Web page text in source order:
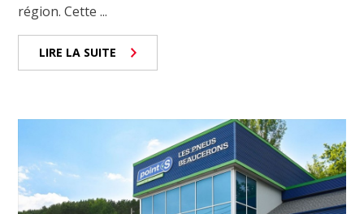
région. Cette ...
LIRE LA SUITE